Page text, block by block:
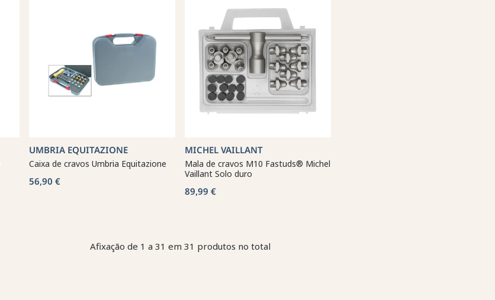
UMBRIA EQUITAZIONE
Caixa de cravos Umbria Equitazione
56,90 €
MICHEL VAILLANT
Mala de cravos M10 Fastuds® Michel
Vaillant Solo duro
89,99 €
Afixação de 1 a 31 em 31 produtos no total